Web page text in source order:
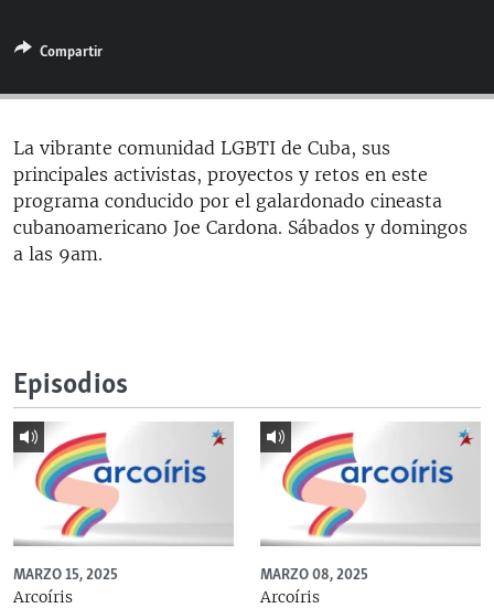
ESPECIALES
ESPECIALES
LA REALIDAD DE LA VIVIENDA EN CUBA
SER VIEJO EN CUBA
KENTU-CUBANO
LOS SANTOS DE HIALEAH
MULTIMEDIA
EDITORIALES
SÍGUENOS
Compartir
La vibrante comunidad LGBTI de Cuba, sus
principales activistas, proyectos y retos en este
programa conducido por el galardonado cineasta
cubanoamericano Joe Cardona. Sábados y domingos
a las 9am.
Episodios
MARZO 15, 2025
Arcoíris
MARZO 08, 2025
Arcoíris